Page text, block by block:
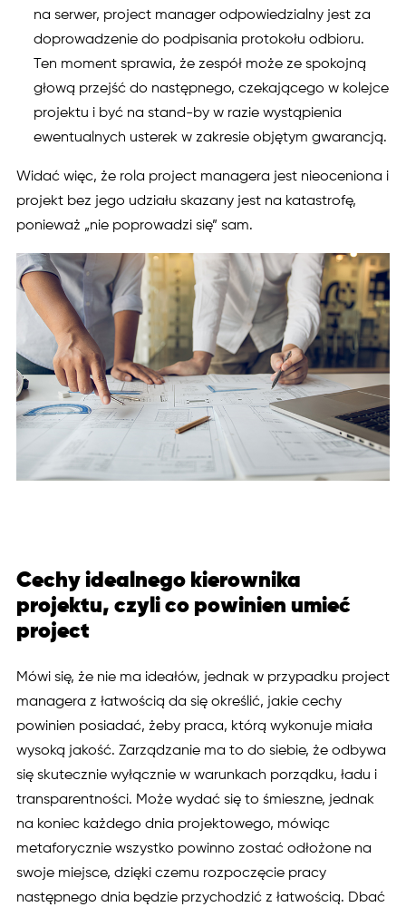
na serwer, project manager odpowiedzialny jest za
doprowadzenie do podpisania protokołu odbioru.
Ten moment sprawia, że zespół może ze spokojną
głową przejść do następnego, czekającego w kolejce
projektu i być na stand-by w razie wystąpienia
ewentualnych usterek w zakresie objętym gwarancją.
Widać więc, że rola project managera jest nieoceniona i
projekt bez jego udziału skazany jest na katastrofę,
ponieważ „nie poprowadzi się” sam.
Cechy idealnego kierownika
projektu, czyli co powinien umieć
project
Mówi się, że nie ma ideałów, jednak w przypadku project
managera z łatwością da się określić, jakie cechy
powinien posiadać, żeby praca, którą wykonuje miała
wysoką jakość. Zarządzanie ma to do siebie, że odbywa
się skutecznie wyłącznie w warunkach porządku, ładu i
transparentności. Może wydać się to śmieszne, jednak
na koniec każdego dnia projektowego, mówiąc
metaforycznie wszystko powinno zostać odłożone na
swoje miejsce, dzięki czemu rozpoczęcie pracy
następnego dnia będzie przychodzić z łatwością. Dbać